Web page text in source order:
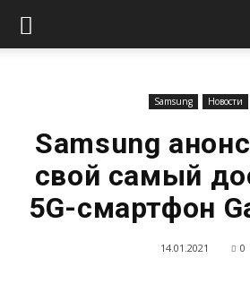
Samsung Новости
Samsung
свой самый
5G-смартфон
14.01.2021 0